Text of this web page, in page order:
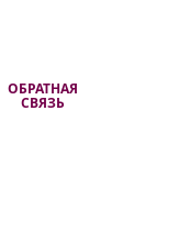
ОБРАТНАЯ
СВЯЗЬ